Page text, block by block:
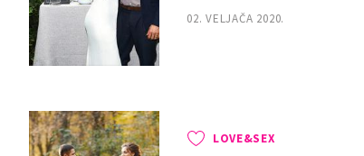
02. VELJAČA 2020.
LOVE&SEX